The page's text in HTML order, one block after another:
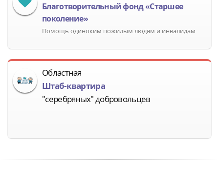
Благотворительный фонд «Старшее
поколение»
Помощь одиноким пожилым людям и инвалидам
Областная
Штаб-квартира
"серебряных" добровольцев